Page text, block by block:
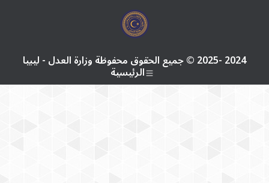
2024 -2025 © جميع الحقوق محفوظة وزارة العدل - ليبيا
الرئيسية